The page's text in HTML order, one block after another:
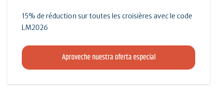
15% de réduction sur toutes les croisières avec le code
LM2026
Aproveche nuestra oferta especial